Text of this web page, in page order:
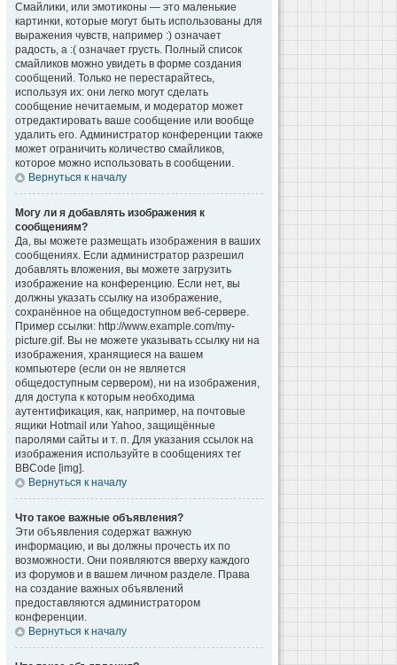
Смайлики, или эмотиконы — это маленькие
картинки, которые могут быть использованы для
выражения чувств, например :) означает
радость, а :( означает грусть. Полный список
смайликов можно увидеть в форме создания
сообщений. Только не перестарайтесь,
используя их: они легко могут сделать
сообщение нечитаемым, и модератор может
отредактировать ваше сообщение или вообще
удалить его. Администратор конференции также
может ограничить количество смайликов,
которое можно использовать в сообщении.
Вернуться к началу
Могу ли я добавлять изображения к
сообщениям?
Да, вы можете размещать изображения в ваших
сообщениях. Если администратор разрешил
добавлять вложения, вы можете загрузить
изображение на конференцию. Если нет, вы
должны указать ссылку на изображение,
сохранённое на общедоступном веб-сервере.
Пример ссылки: http://www.example.com/my-
picture.gif. Вы не можете указывать ссылку ни на
изображения, хранящиеся на вашем
компьютере (если он не является
общедоступным сервером), ни на изображения,
для доступа к которым необходима
аутентификация, как, например, на почтовые
ящики Hotmail или Yahoo, защищённые
паролями сайты и т. п. Для указания ссылок на
изображения используйте в сообщениях тег
BBCode [img].
Вернуться к началу
Что такое важные объявления?
Эти объявления содержат важную
информацию, и вы должны прочесть их по
возможности. Они появляются вверху каждого
из форумов и в вашем личном разделе. Права
на создание важных объявлений
предоставляются администратором
конференции.
Вернуться к началу